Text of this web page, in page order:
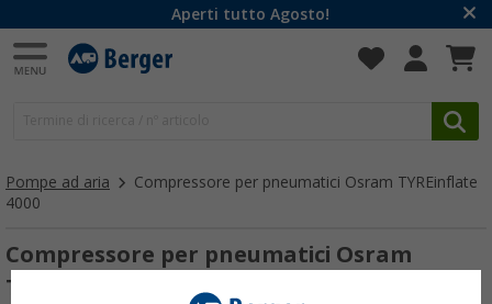
Aperti tutto Agosto!
Pompe ad aria
Compressore per pneumatici Osram TYREinflate
4000
Compressore per pneumatici Osram
TYREinflate 4000